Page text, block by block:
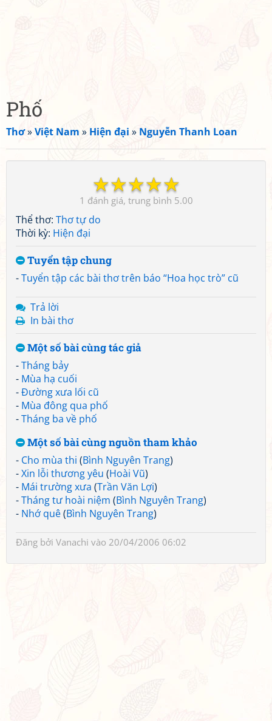
Phố
Thơ»Việt Nam » Hiện đại » Nguyễn Thanh Loan
☆
☆
☆
☆
☆
1 5.00
Thể thơ: Thơ tự do
Thời kỳ: Hiện đại
Tuyển tập chung
-Tuyển tập các bài thơ trên báo “Hoa học trò” cũ
Trả lời
In bài thơ
Một số bài cùng tác giả
-Tháng bảy
- Mùa hạ cuối
-Đường xưa lối cũ
- Mùa đông qua phố
-Tháng ba về phố
Một số bài cùng nguồn tham khảo
- Cho mùa thi (Bình Nguyên Trang)
-Xin lỗi thương yêu (Hoài Vũ)
- Mái trường xưa (Trần Văn Lợi)
-Tháng tư hoài niệm (Bình Nguyên Trang)
- Nhớ quê(Bình Nguyên Trang)
Đăng bởi Vanachi vào 20/04/2006 06:02